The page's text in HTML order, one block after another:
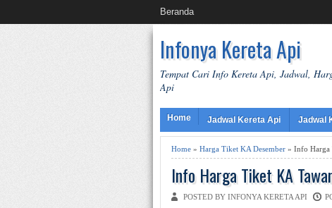
Beranda
Infonya Kereta Api
Tempat Cari Info Kereta Api, Jadwal,
Api
Home Jadwal Kereta Api Jadwal
Home » Harga Tiket KA Desember » Info Harga
Info Harga Tiket KA
POSTED BY INFONYA KERETA API